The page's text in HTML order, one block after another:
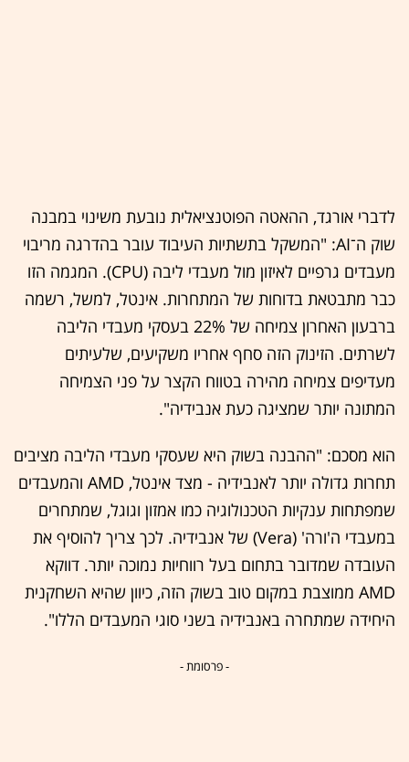
לדברי אורגד, ההאטה הפוטנציאלית נובעת משינוי במבנה
שוק ה־AI: "המשקל בתשתיות העיבוד עובר בהדרגה מריבוי
מעבדים גרפיים לאיזון מול מעבדי ליבה (CPU). המגמה הזו
כבר מתבטאת בדוחות של המתחרות. אינטל, למשל, רשמה
ברבעון האחרון צמיחה של 22% בעסקי מעבדי הליבה
לשרתים. הזינוק הזה סחף אחריו משקיעים, שלעיתים
מעדיפים צמיחה מהירה בטווח הקצר על פני הצמיחה
המתונה יותר שמציגה כעת אנבידיה".
הוא מסכם: "ההבנה בשוק היא שעסקי מעבדי הליבה מציבים
תחרות גדולה יותר לאנבידיה - מצד אינטל, AMD והמעבדים
שמפתחות ענקיות הטכנולוגיה כמו אמזון וגוגל, שמתחרים
במעבדי ה'ורה' (Vera) של אנבידיה. לכך צריך להוסיף את
העובדה שמדובר בתחום בעל רווחיות נמוכה יותר. דווקא
AMD ממוצבת במקום טוב בשוק הזה, כיוון שהיא השחקנית
היחידה שמתחרה באנבידיה בשני סוגי המעבדים הללו".
- פרסומת -